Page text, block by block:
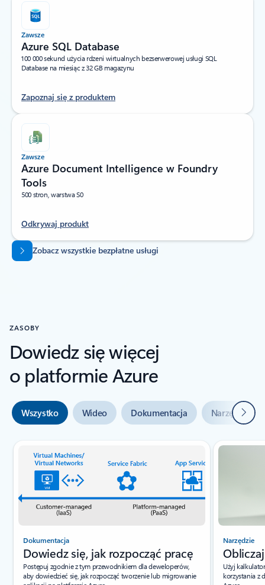
Zawsze
Azure SQL Database
100 000 sekund użycia rdzeni wirtualnych bezserwerowej usługi SQL
Database na miesiąc z 32 GB magazynu
Zapoznaj się z produktem
Zawsze
Azure Document Intelligence w Foundry
Tools
500 stron, warstwa S0
Odkrywaj produkt
Powrót do kart
Zobacz wszystkie bezpłatne usługi
ZASOBY
Dowiedz się więcej
o platformie Azure
Wszystko Wideo Dokumentacja NarzędziaDalej
Wskaźnik slajdu {0} {1}
Dokumentacja
Dowiedz się, jak rozpocząć pracę
Postępuj zgodnie z tym przewodnikiem dla deweloperów,
aby dowiedzieć się, jak rozpocząć tworzenie lub migrowanie
Narzędzie
Użyj
korzystania z